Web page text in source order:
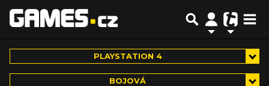
PLAYSTATION 4
BOJOVÁ